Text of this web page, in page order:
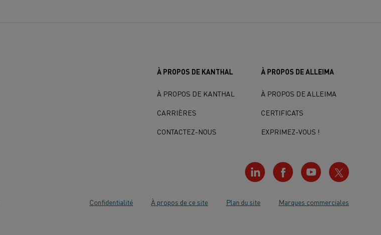
À PROPOS DE KANTHAL
À PROPOS DE KANTHAL
CARRIÈRES
CONTACTEZ-NOUS
À PROPOS DE ALLEIMA
À PROPOS DE ALLEIMA
CERTIFICATS
EXPRIMEZ-VOUS !
Confidentialité À propos de ce site Plan du site Marques commerciales